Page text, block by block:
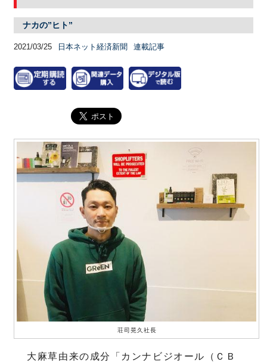
ナカの”ヒト”
2021/03/25 日本ネット経済新聞 連載記事
荘司晃久社長
大麻草由来の成分「カンナビジオール（ＣＢ